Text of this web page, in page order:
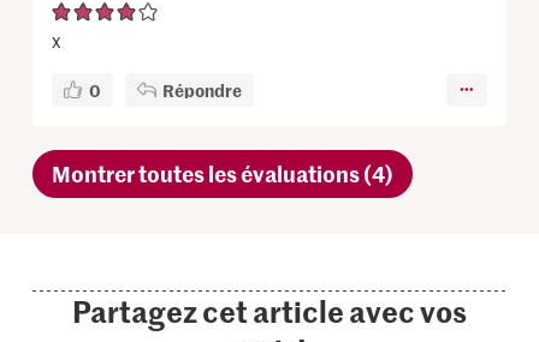
x
0 Répondre
Montrer toutes les évaluations (4)
Partagez cet article avec vos